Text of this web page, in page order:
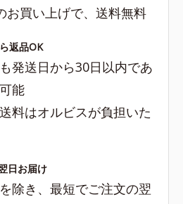
お買い上げで、送料無料
返品OK
発送日から30日以内であ
能
料はオルビスが負担いた
日お届け
除き、最短でご注文の翌